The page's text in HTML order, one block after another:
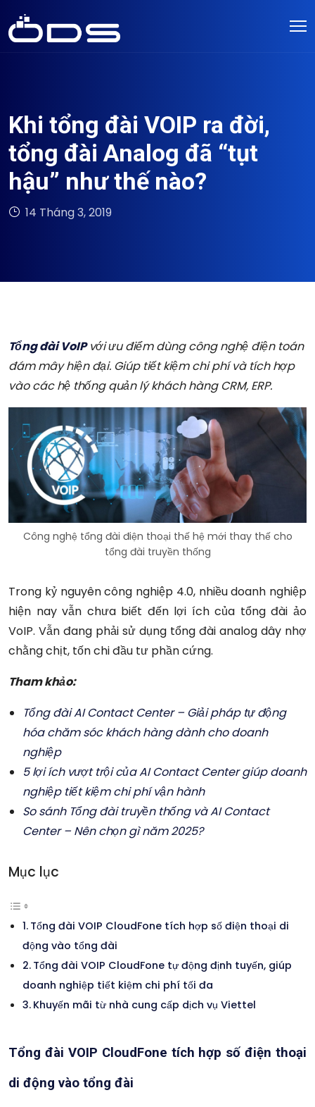
Khi tổng đài VOIP ra đời,
tổng đài Analog đã “tụt
hậu” như thế nào?
14 Tháng 3, 2019
Tổng đài VoIPvới ưu điểmdùng công nghệ điện toán
đám mây hiện đại. Giúp tiết kiệm chi phí và tích hợp
vào các hệ thống quản lý khách hàng CRM, ERP.
Công nghệ tổng đài điện thoại thế hệ mới thay thế cho
tổng đài truyền thống
Trong kỷ nguyên công nghiệp 4.0, nhiều doanh nghiệp
hiện nay vẫn chưa biết đến lợi ích của tổng đài ảo
VoIP. Vẫn đang phải sử dụng tổng đài analog dây nhợ
chằng chịt, tốn chi đầu tư phần cứng.
Tham khảo:
Tổng đài AI Contact Center – Giải pháp tự động
hóa chăm sóc khách hàng dành cho doanh
nghiệp
5 lợi ích vượt trội của AI Contact Center giúp doanh
nghiệp tiết kiệm chi phí vận hành
So sánh Tổngđài truyền thống và AI Contact
Center – Nên chọn gì năm 2025?
Mục lục
Tổng đài VOIP CloudFone tích hợp số điện thoại di
động vào tổng đài
Tổng đài VOIP CloudFone tự động định tuyến, giúp
doanh nghiệp tiết kiệm chi phí tối đa
Khuyến mãi từ nhà cung cấp dịch vụ Viettel
Tổng đài VOIP CloudFone tích hợp số điện thoại
di động vào tổng đài